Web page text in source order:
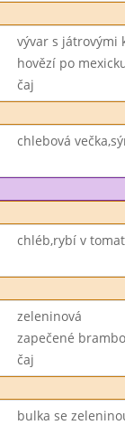
vývar s játrovými
hovězí po
čaj
chlebová
chléb,rybí v
zeleninová
zapečené
čaj
bulka se